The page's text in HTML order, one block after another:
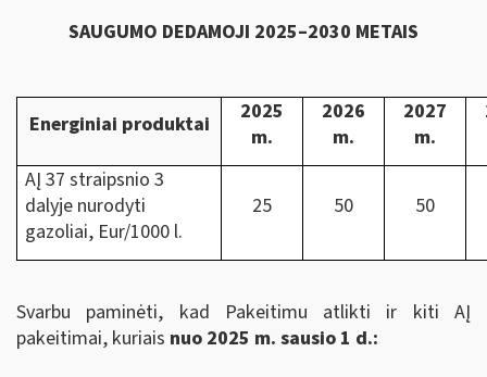
SAUGUMO DEDAMOJI 2025–2030 METAIS
Energiniai produktai
2025
m.
2026
m.
2027
m.
AĮ 37 straipsnio 3
dalyje nurodyti
gazoliai, Eur/1000 l.
25 50 50
Svarbu paminėti, kad Pakeitimu atlikti ir kiti AĮ
pakeitimai, kuriais nuo 2025 m. sausio 1 d.: